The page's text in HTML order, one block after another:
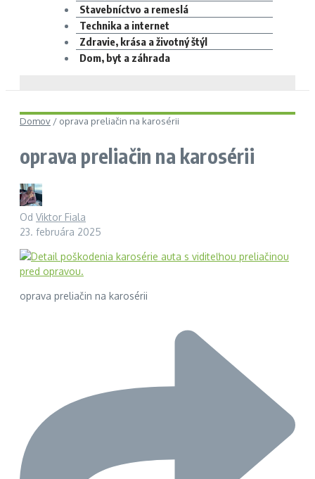
Stavebníctvo a remeslá
Technika a internet
Zdravie, krása a životný štýl
Dom, byt a záhrada
Domov / oprava preliačin na karosérii
oprava preliačin na karosérii
Od Viktor Fiala
23. februára 2025
oprava preliačin na karosérii